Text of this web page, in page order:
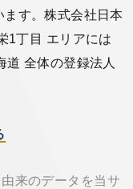
す。株式会社日本
1丁目 エリアには
道 全体の登録法人
来のデータを当サ